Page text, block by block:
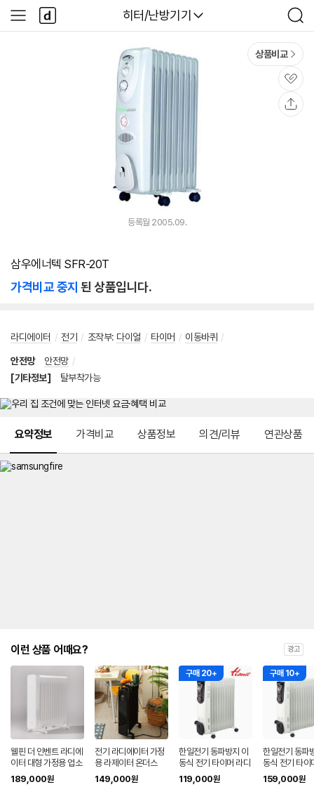
다나와
히터/난방기기
검
색
사
이
다
나
와
상품비교
관
심
등록월 2005.09.
삼우에너텍 SFR-20T
가격비교 중지 된 상품입니다.
라디에이터 / 전기 / 조작부: 다이얼 / 타이머 / 이동바퀴 /
안전망 안전망 /
[기타정보]
탈부착가능
요약정보 가격비교 상품정보 의견/리뷰 연관상품
이런 상품 어때요? 광고
웰핀 더 인벤트 라디에
이터 대형 가정용 업소
용 15핀 퓨어화이트
189,000원
전기 라디에이터 가정
용 라제이터 온더스
149,000원
구매 20+
한일전기 동파방지 이
동식 전기 타이머 라디
에이터 11핀 HOR-H1
119,000원
구매 10+
한일전기 동파
동식 전기 타이
에이터 15핀
159,000원